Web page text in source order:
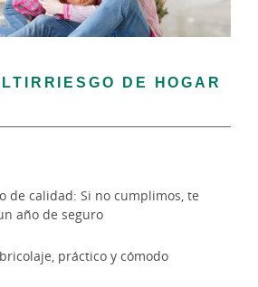
DE HOGAR
de calidad: Si no cumplimos, te
año de seguro
práctico y cómodo